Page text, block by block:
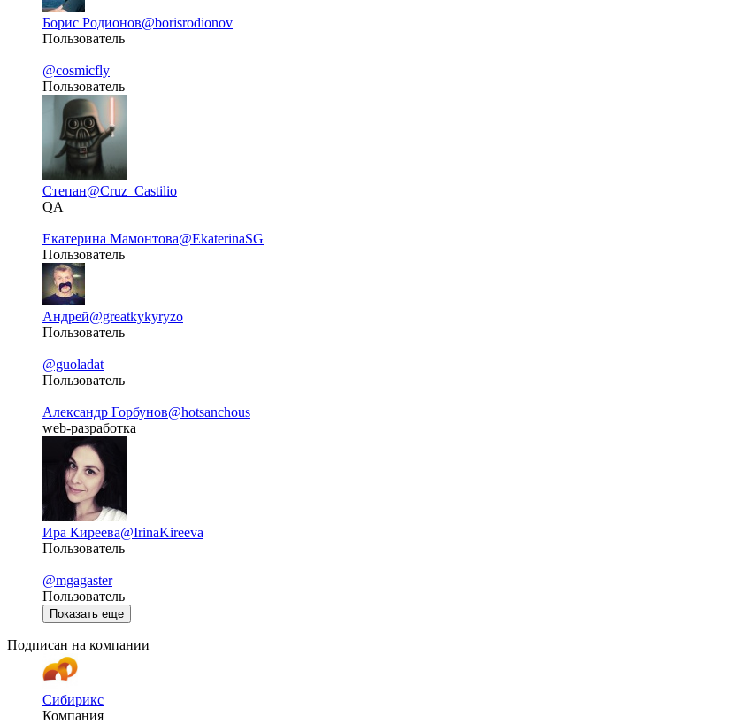
Борис Родионов@borisrodionov
Пользователь
@cosmicfly
Пользователь
Степан@Cruz_Castilio
QA
Екатерина Мамонтова@EkaterinaSG
Пользователь
Андрей@greatkykyryzo
Пользователь
@guoladat
Пользователь
Александр Горбунов@hotsanchous
web-разработка
Ира Киреева@IrinaKireeva
Пользователь
@mgagaster
Пользователь
Показать еще
Подписан на компании
Сибирикс
Компания